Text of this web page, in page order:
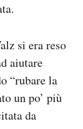
si era reso
aiutare
“rubare la
un po’ più
da